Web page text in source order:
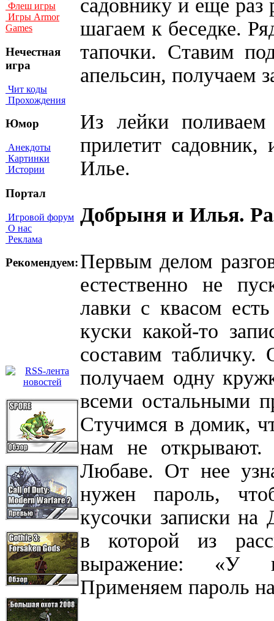
Флеш игры
Игры Armor
Games
Нечестная
игра
Чит коды
Прохождения
Юмор
Анекдоты
Картинки
Истории
Портал
Игровой форум
О нас
Реклама
Рекомендуем:
садовнику и еще раз
шагаем к беседке.
тапочки. Ставим
апельсин, получаем
Из лейки поливаем
прилетит
Илье.
Добрыня и Илья.
Первым делом
естественно не
лавки с квасом
куски какой-то
составим
получаем одну
всеми остальными
Стучимся в домик,
нам не
Любаве. От нее
нужен пароль,
кусочки записки на
в которой из
выражение: «У
Применяем пароль